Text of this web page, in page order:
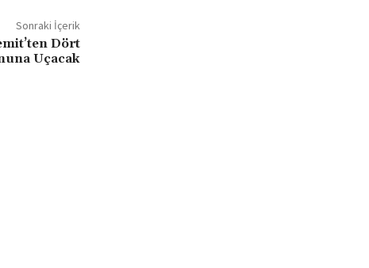
Sonraki İçerik
Dört
Uçacak